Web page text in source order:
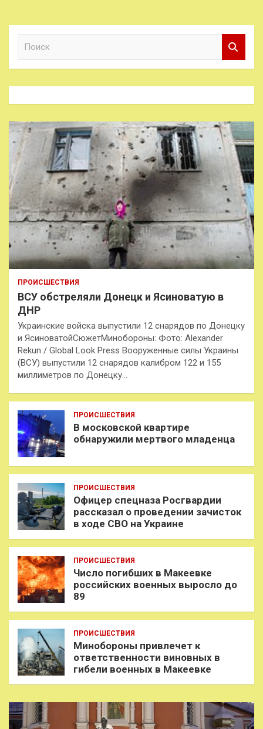
к
ПРОИСШЕСТВИЯ
ВСУ обстреляли Донецк и Ясиноватую в
ДНР
Украинские войска выпустили 12 снарядов по Донецку
и ЯсиноватойСюжетМинобороны: Фото: Alexander
Rekun / Global Look Press Вооруженные силы Украины
(ВСУ) выпустили 12 снарядов калибром 122 и 155
миллиметров по Донецку…
ПРОИСШЕСТВИЯ
В московской квартире
обнаружили мертвого младенца
ПРОИСШЕСТВИЯ
Офицер спецназа Росгвардии
рассказал о проведении зачисток
в ходе СВО на Украине
ПРОИСШЕСТВИЯ
Число погибших в Макеевке
российских военных выросло до
89
ПРОИСШЕСТВИЯ
Минобороны привлечет к
ответственности виновных в
гибели военных в Макеевке